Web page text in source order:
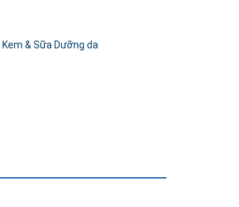
Kem & Sữa Dưỡng da